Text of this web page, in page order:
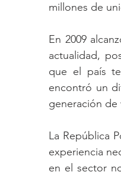
millones de
En 2009
actualidad,
que el país
encontró un
generación de
La República
experiencia
en el sector